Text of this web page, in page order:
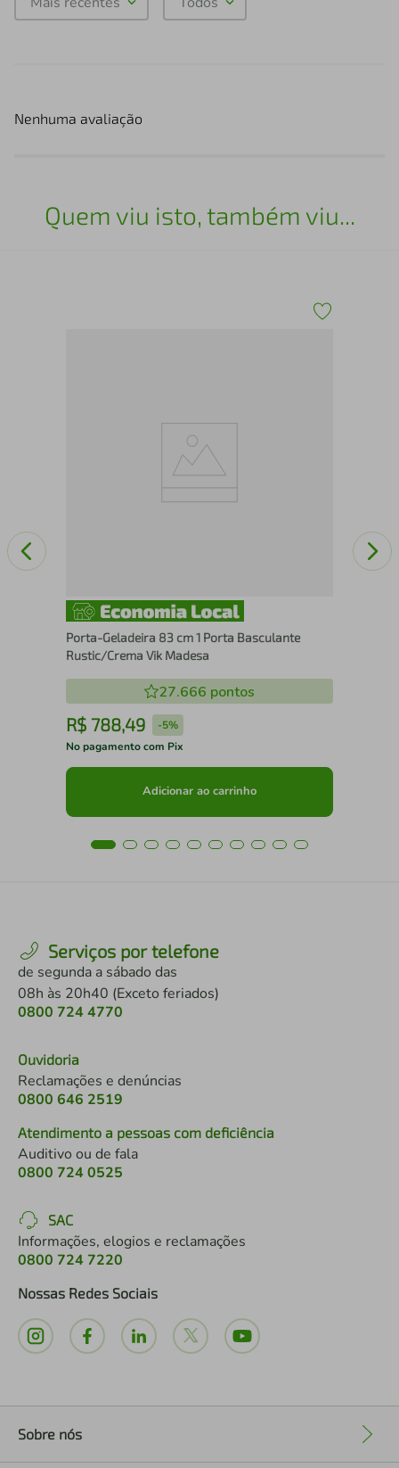
Nenhuma avaliação
Quem viu isto, também viu...
Porta-Geladeira 83 cm 1 Porta Basculante
Rustic/Crema Vik Madesa
27.666 pontos
R$ 788,49 -5%
No pagamento com Pix
Adicionar ao carrinho
Serviços por telefone
de segunda a sábado das
08h às 20h40 (Exceto feriados)
0800 724 4770
Ouvidoria
Reclamações e denúncias
0800 646 2519
Atendimento a pessoas com deficiência
Auditivo ou de fala
0800 724 0525
SAC
Informações, elogios e reclamações
0800 724 7220
Nossas Redes Sociais
Sobre nós